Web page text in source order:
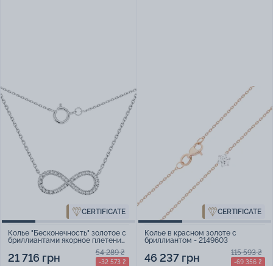
CERTIFICATE
Колье "Бесконечность" золотое с
бриллиантами якорное плетение
21 716 грн 54 289 ₴
-32 573 ₴
CERTIFICATE
Колье в красном золоте с
бриллиантом - 2149603
46 237 грн 115 593 ₴
-69 356 ₴